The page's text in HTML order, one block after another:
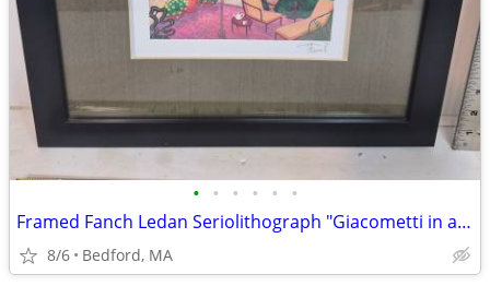
• • • • • •
Framed Fanch Ledan Seriolithograph "Giacometti in a Lake Como Estate"
8/6 Bedford, MA